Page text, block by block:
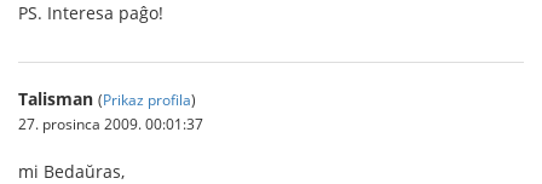
PS. Interesa paĝo!
Talisman (Prikaz profila)
27. prosinca 2009. 00:01:37
mi Bedaŭras,